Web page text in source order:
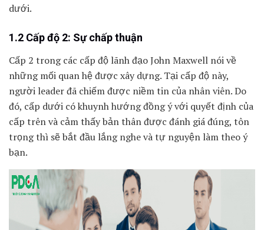
dưới.
1.2 Cấp độ 2: Sự chấp thuận
Cấp 2 trong các cấp độ lãnh đạo John Maxwell nói về
những mối quan hệ được xây dựng. Tại cấp độ này,
người leader đã chiếm được niềm tin của nhân viên. Do
đó, cấp dưới có khuynh hướng đồng ý với quyết định của
cấp trên và cảm thấy bản thân được đánh giá đúng, tôn
trọng thì sẽ bắt đầu lắng nghe và tự nguyện làm theo ý
bạn.